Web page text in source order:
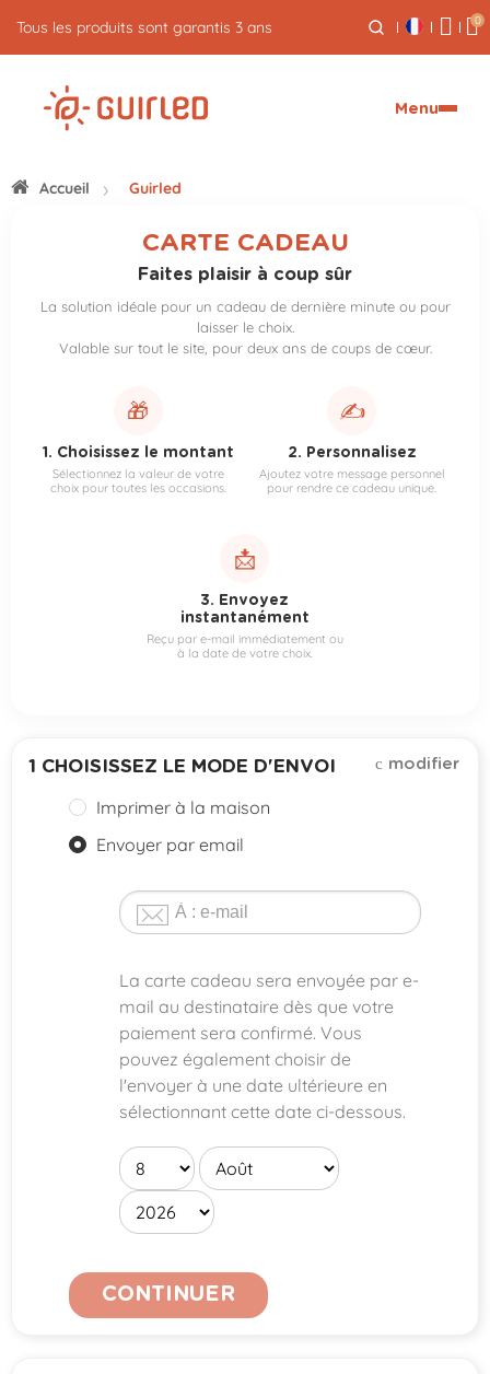
Tous les produits sont garantis 3 ans 0
Menu
Accueil Guirled
CARTE CADEAU
Faites plaisir à coup sûr
La solution idéale pour un cadeau de dernière minute ou pour
laisser le choix.
Valable sur tout le site, pour deux ans de coups de cœur.
🎁
1. Choisissez le montant
Sélectionnez la valeur de votre
choix pour toutes les occasions.
✍️
2. Personnalisez
Ajoutez votre message personnel
pour rendre ce cadeau unique.
📩
3. Envoyez
instantanément
Reçu par e-mail immédiatement ou
à la date de votre choix.
1 CHOISISSEZ LE MODE D'ENVOI modifier
Imprimer à la maison
Envoyer par email
La carte cadeau sera envoyée par e-
mail au destinataire dès que votre
paiement sera confirmé. Vous
pouvez également choisir de
l'envoyer à une date ultérieure en
sélectionnant cette date ci-dessous.
CONTINUER